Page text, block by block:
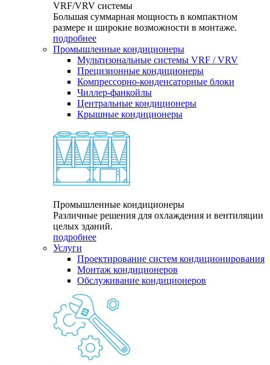
VRF/VRV системы
Большая суммарная мощность в компактном
размере и широкие возможности в монтаже.
подробнее
Промышленные кондиционеры
Мультизональные системы VRF / VRV
Прецизионные кондиционеры
Компрессорно-конденсаторные блоки
Чиллер-фанкойлы
Центральные кондиционеры
Крышные кондиционеры
Промышленные кондиционеры
Различные решения для охлаждения и вентиляции
целых зданий.
подробнее
Услуги
Проектирование систем кондиционирования
Монтаж кондиционеров
Обслуживание кондиционеров